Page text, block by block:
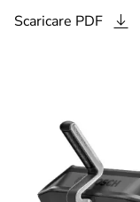
Scaricare PDF